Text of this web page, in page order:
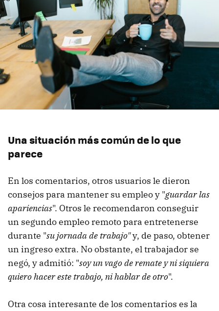
Una situación más común de lo que
parece
En los comentarios, otros usuarios le dieron
consejos para mantener su empleo y "guardar las
apariencias". Otros le recomendaron conseguir
un segundo empleo remoto para entretenerse
durante "su jornada de trabajo"y, de paso, obtener
un ingreso extra. No obstante, el trabajador se
negó, y admitió: "soy un vago de remate y ni siquiera
quiero hacer este trabajo, ni hablar de otro".
Otra cosa interesante de los comentarios es la